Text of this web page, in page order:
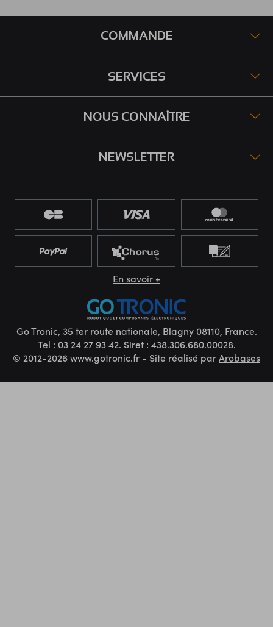
COMMANDE
SERVICES
NOUS CONNAÎTRE
NEWSLETTER
En savoir +
Go Tronic, 35 ter route nationale, Blagny 08110, France.
Tel : 03 24 27 93 42. Siret : 438.306.680.00028.
© 2012-2026 www.gotronic.fr - Site réalisé parArobases